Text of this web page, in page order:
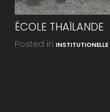
ÉCOLE THAÏLANDE
Posted in INSTITUTIONELLE